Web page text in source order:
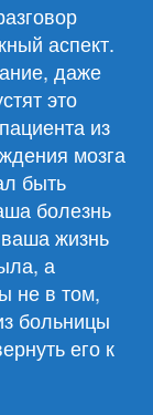
аспект.
даже
это
из
мозга
быть
болезнь
жизнь
а
не в том,
больницы
его к